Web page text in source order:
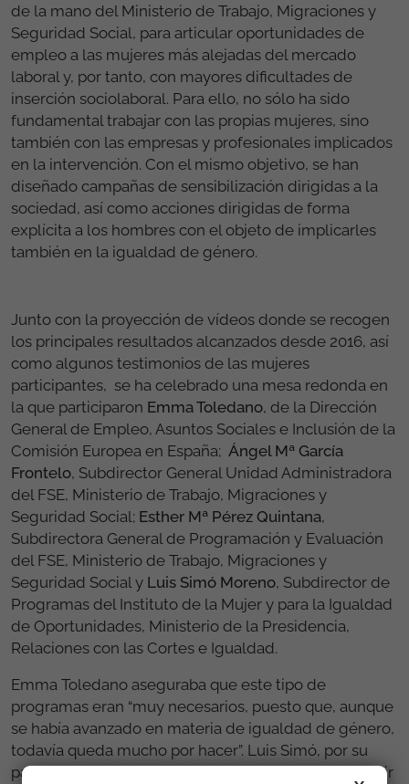
de la mano del Ministerio de Trabajo, Migraciones y
Seguridad Social, para articular oportunidades de
empleo a las mujeres más alejadas del mercado
laboral y, por tanto, con mayores dificultades de
inserción sociolaboral. Para ello, no sólo ha sido
fundamental trabajar con las propias mujeres, sino
también con las empresas y profesionales implicados
en la intervención. Con el mismo objetivo, se han
diseñado campañas de sensibilización dirigidas a la
sociedad, así como acciones dirigidas de forma
explícita a los hombres con el objeto de implicarles
también en la igualdad de género.
Junto con la proyección de vídeos donde se recogen
los principales resultados alcanzados desde 2016, así
como algunos testimonios de las mujeres
participantes, se ha celebrado una mesa redonda en
la que participaron Emma Toledano, de la Dirección
General de Empleo, Asuntos Sociales e Inclusión de la
Comisión Europea en España; Ángel Mª García
Frontelo, Subdirector General Unidad Administradora
del FSE, Ministerio de Trabajo, Migraciones y
Seguridad Social; Esther Mª Pérez Quintana,
Subdirectora General de Programación y Evaluación
del FSE, Ministerio de Trabajo, Migraciones y
Seguridad Social y Luis Simó Moreno, Subdirector de
Programas del Instituto de la Mujer y para la Igualdad
de Oportunidades, Ministerio de la Presidencia,
Relaciones con las Cortes e Igualdad.
Emma Toledano aseguraba que este tipo de
programas eran “muy necesarios, puesto que, aunque
se había avanzado en materia de igualdad de género,
todavía queda mucho por hacer”. Luis Simó, por su
parte, afirmaba que “hombres y mujeres deben seguir